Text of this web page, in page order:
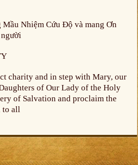
Nhiệm Cứu Độ và mang Ơn
charity and in step with Mary, our
of Our Lady of the Holy
of Salvation and proclaim the
to all